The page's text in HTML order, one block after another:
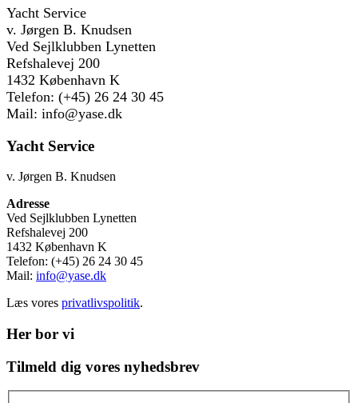
Yacht Service
v. Jørgen B. Knudsen
Ved Sejlklubben Lynetten
Refshalevej 200
1432 København K
Telefon: (+45) 26 24 30 45
Mail: info@yase.dk
Yacht Service
v. Jørgen B. Knudsen
Adresse
Ved Sejlklubben Lynetten
Refshalevej 200
1432 København K
Telefon: (+45) 26 24 30 45
Mail: info@yase.dk
Læs vores privatlivspolitik.
Her bor vi
Tilmeld dig vores nyhedsbrev